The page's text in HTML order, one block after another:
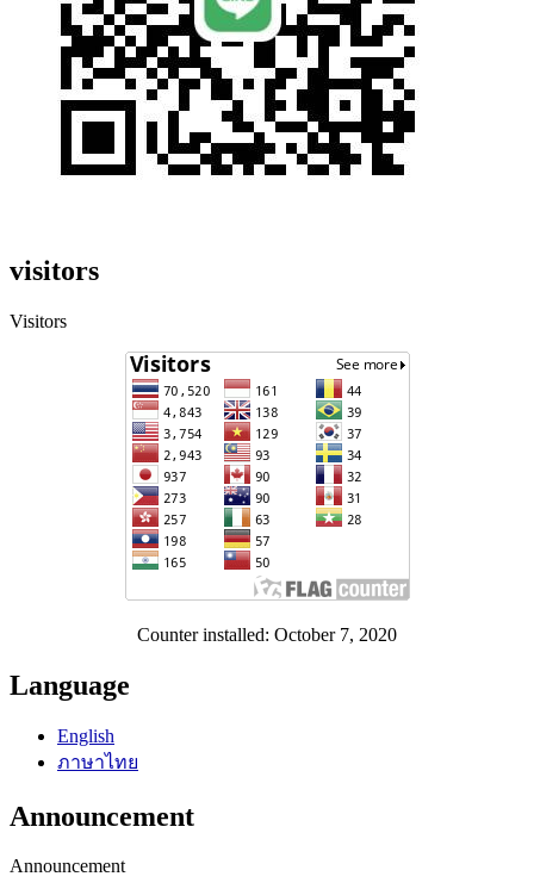
visitors
Visitors
Counter installed: October 7, 2020
Language
English
ภาษาไทย
Announcement
Announcement